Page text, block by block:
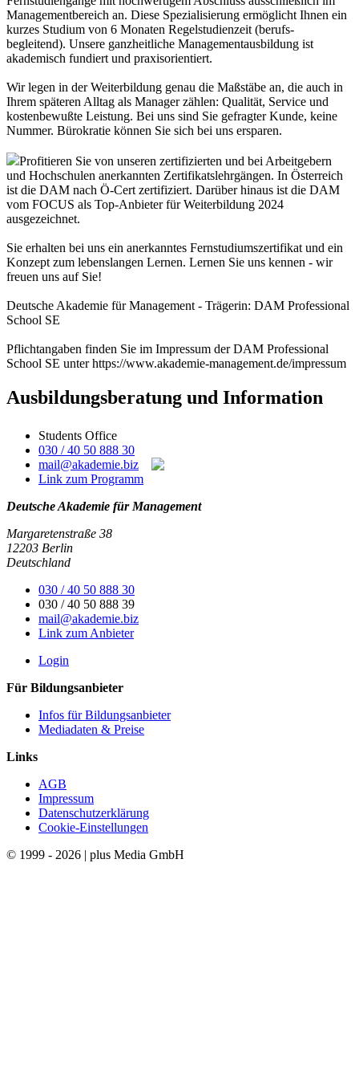
Managementbereich an. Diese Spezialisierung ermöglicht Ihnen ein
kurzes Studium von 6 Monaten Regelstudienzeit (berufs-
begleitend). Unsere ganzheitliche Managementausbildung ist
akademisch fundiert und praxisorientiert.
Wir legen in der Weiterbildung genau die Maßstäbe an, die auch in
Ihrem späteren Alltag als Manager zählen: Qualität, Service und
kostenbewußte Leistung. Bei uns sind Sie gefragter Kunde, keine
Nummer. Bürokratie können Sie sich bei uns ersparen.
Profitieren Sie von unseren zertifizierten und bei Arbeitgebern
und Hochschulen anerkannten Zertifikatslehrgängen. In Österreich
ist die DAM nach Ö-Cert zertifiziert. Darüber hinaus ist die DAM
vom FOCUS als Top-Anbieter für Weiterbildung 2024
ausgezeichnet.
Sie erhalten bei uns ein anerkanntes Fernstudiumszertifikat und ein
Konzept zum lebenslangen Lernen. Lernen Sie uns kennen - wir
freuen uns auf Sie!
Deutsche Akademie für Management - Trägerin: DAM Professional
School SE
Pflichtangaben finden Sie im Impressum der DAM Professional
School SE unter https://www.akademie-management.de/impressum
Ausbildungsberatung und Information
Students Office
030 / 40 50 888 30
mail@akademie.biz
Link zum Programm
Deutsche Akademie für Management
Margaretenstraße 38
12203 Berlin
Deutschland
030 / 40 50 888 30
030 / 40 50 888 39
mail@akademie.biz
Link zum Anbieter
Login
Für Bildungsanbieter
Infos für Bildungsanbieter
Mediadaten & Preise
Links
AGB
Impressum
Datenschutzerklärung
Cookie-Einstellungen
© 1999 - 2026 | plus Media GmbH